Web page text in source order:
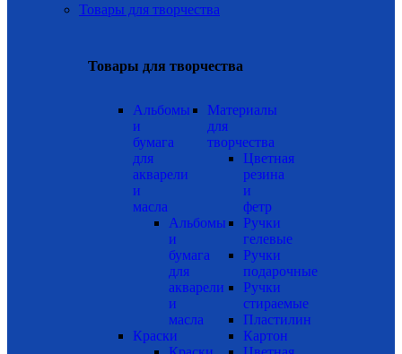
Товары для творчества
Товары для творчества
Альбомы
и
бумага
для
акварели
и
масла
Альбомы
и
бумага
для
акварели
и
масла
Краски
Материалы
для
творчества
Цветная
резина
и
фетр
Ручки
гелевые
Ручки
подарочные
Ручки
стираемые
Пластилин
Картон